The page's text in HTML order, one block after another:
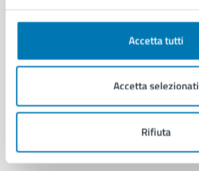
Accetta tutti
Accetta selezionati
Rifiuta
Organi di governo
Enti e fondazioni
Personale amministrativo
Intranet, posta aziendale e protocollo